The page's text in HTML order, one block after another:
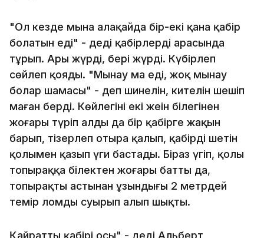
"Ол кезде мына алаңқайда бір-екі қана қабір
болатын еді" - деді қабірлердің арасында
тұрып. Ары жүрді, бері жүрді. Күбірлеп
сөйлеп қояды. "Мынау ма еді, жоқ мынау
болар шамасы" - деп шинелін, кителін шешіп
маған берді. Көйлегінің екі жеңін білегінен
жоғары түріп алды да бір қабірге жақын
барып, тізерлеп отыра қалып, қабірдің шетін
қолымен қазып үңги бастады. Біраз үңгіп, қолы
топыраққа білектен жоғары батты да,
топырақтың астынан ұзындығы 2 метрдей
темір ломды суырып алып шықты.
Қайраттың қабірі осы" - деді Альберт